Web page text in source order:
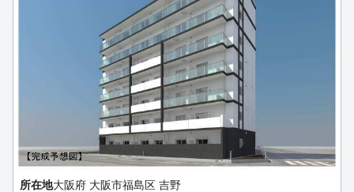
所在地大阪府 大阪市福島区 吉野